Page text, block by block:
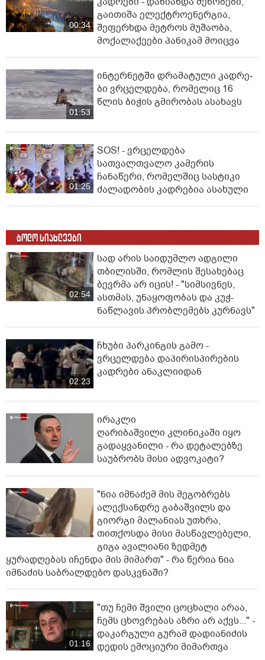
00:34
გაითიშა ელექტროენერგია,
შეფერხდა მეტროს მუშაობა,
მოქალაქეები პანიკამ მოიცვა
01:53
ინ­ტერ­ნეტ­ში დრა­მა­ტუ­ლი კად­რე­
ბი ვრცელდება, რომელიც 16
წლის ბიჭის გმირობას ასახავს
01:25
SOS! - ვრცელდება
სათვალთვალო კამერის
ჩანაწერი, რომელშიც სასტიკი
ძალადობის კადრებია ასახული
ბოლო სიახლეები
02:54
სად არის საიდუმლო ადგილი
თბილისში, რომლის შესახებაც
ბევრმა არ იცის! - "სიმსივნეს,
ასთმას, უნაყოფობას და კუჭ-
ნაწლავის პრობლემებს კურნავს"
02:23
ჩხუბი პარკინგის გამო -
ვრცელდება დაპირისპირების
კადრები ანაკლიიდან
ირაკლი
ღარიბაშვილი კლინიკაში იყო
გადაყვანილი - რა დეტალებზე
საუბრობს მისი ადვოკატი?
"ნია იმნაძემ მის მეგობრებს
ალექსანდრე გაბაშვილს და
გიორგი მალანიას უთხრა,
თითქოსდა მისი მასწავლებელი,
გიგა ავალიანი ზედმეტ
ყურადღებას იჩენდა მის მიმართ" - რა წერია ნია
იმნაძის საბრალდებო დასკვნაში?
01:16
"თუ ჩემი შვილი ცოცხალი არაა,
ჩემს ცხოვრებას აზრი არ აქვს..." -
დაკარგული გურამ დადიანიძის
დედის ემოციური მიმართვა